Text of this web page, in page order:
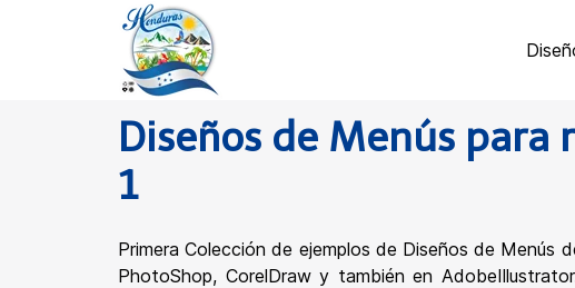
Diseños de Menús
1
Primera Colección de ejemplos de Diseños de
PhotoShop, CorelDraw y también en